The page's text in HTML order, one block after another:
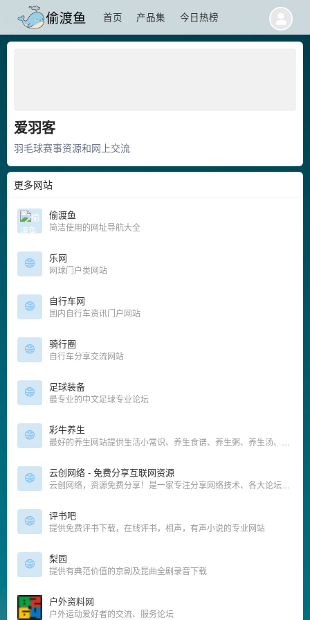
首页 产品集 今日热榜
爱羽客
羽毛球赛事资源和网上交流
更多网站
偷渡鱼
简洁使用的网址导航大全
乐网
网球门户类网站
自行车网
国内自行车资讯门户网站
骑行圈
自行车分享交流网站
足球装备
最专业的中文足球专业论坛
彩牛养生
云创网络 - 免费分享互联网资源
评书吧
提供免费评书下载，在线评书，相声，有声小说的专业网站
梨园
提供有典范价值的京剧及昆曲全剧录音下载
户外资料网
户外运动爱好者的交流、服务论坛